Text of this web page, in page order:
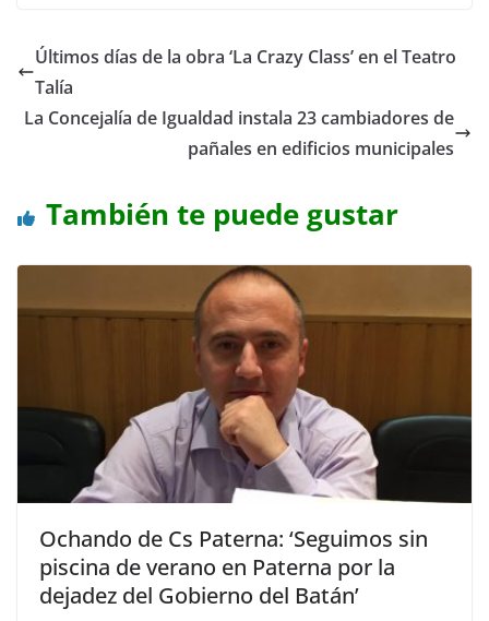
Últimos días de la obra ‘La Crazy Class’ en el Teatro
Talía
La Concejalía de Igualdad instala 23 cambiadores de
pañales en edificios municipales
También te puede gustar
Ochando de Cs Paterna: ‘Seguimos sin
piscina de verano en Paterna por la
dejadez del Gobierno del Batán’